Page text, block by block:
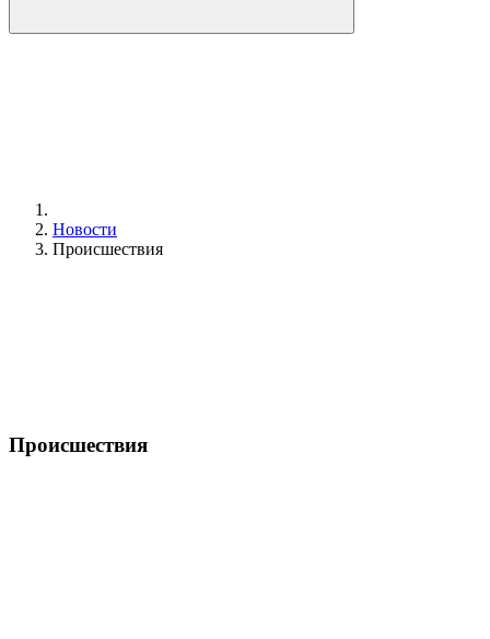
Новости
Происшествия
Происшествия